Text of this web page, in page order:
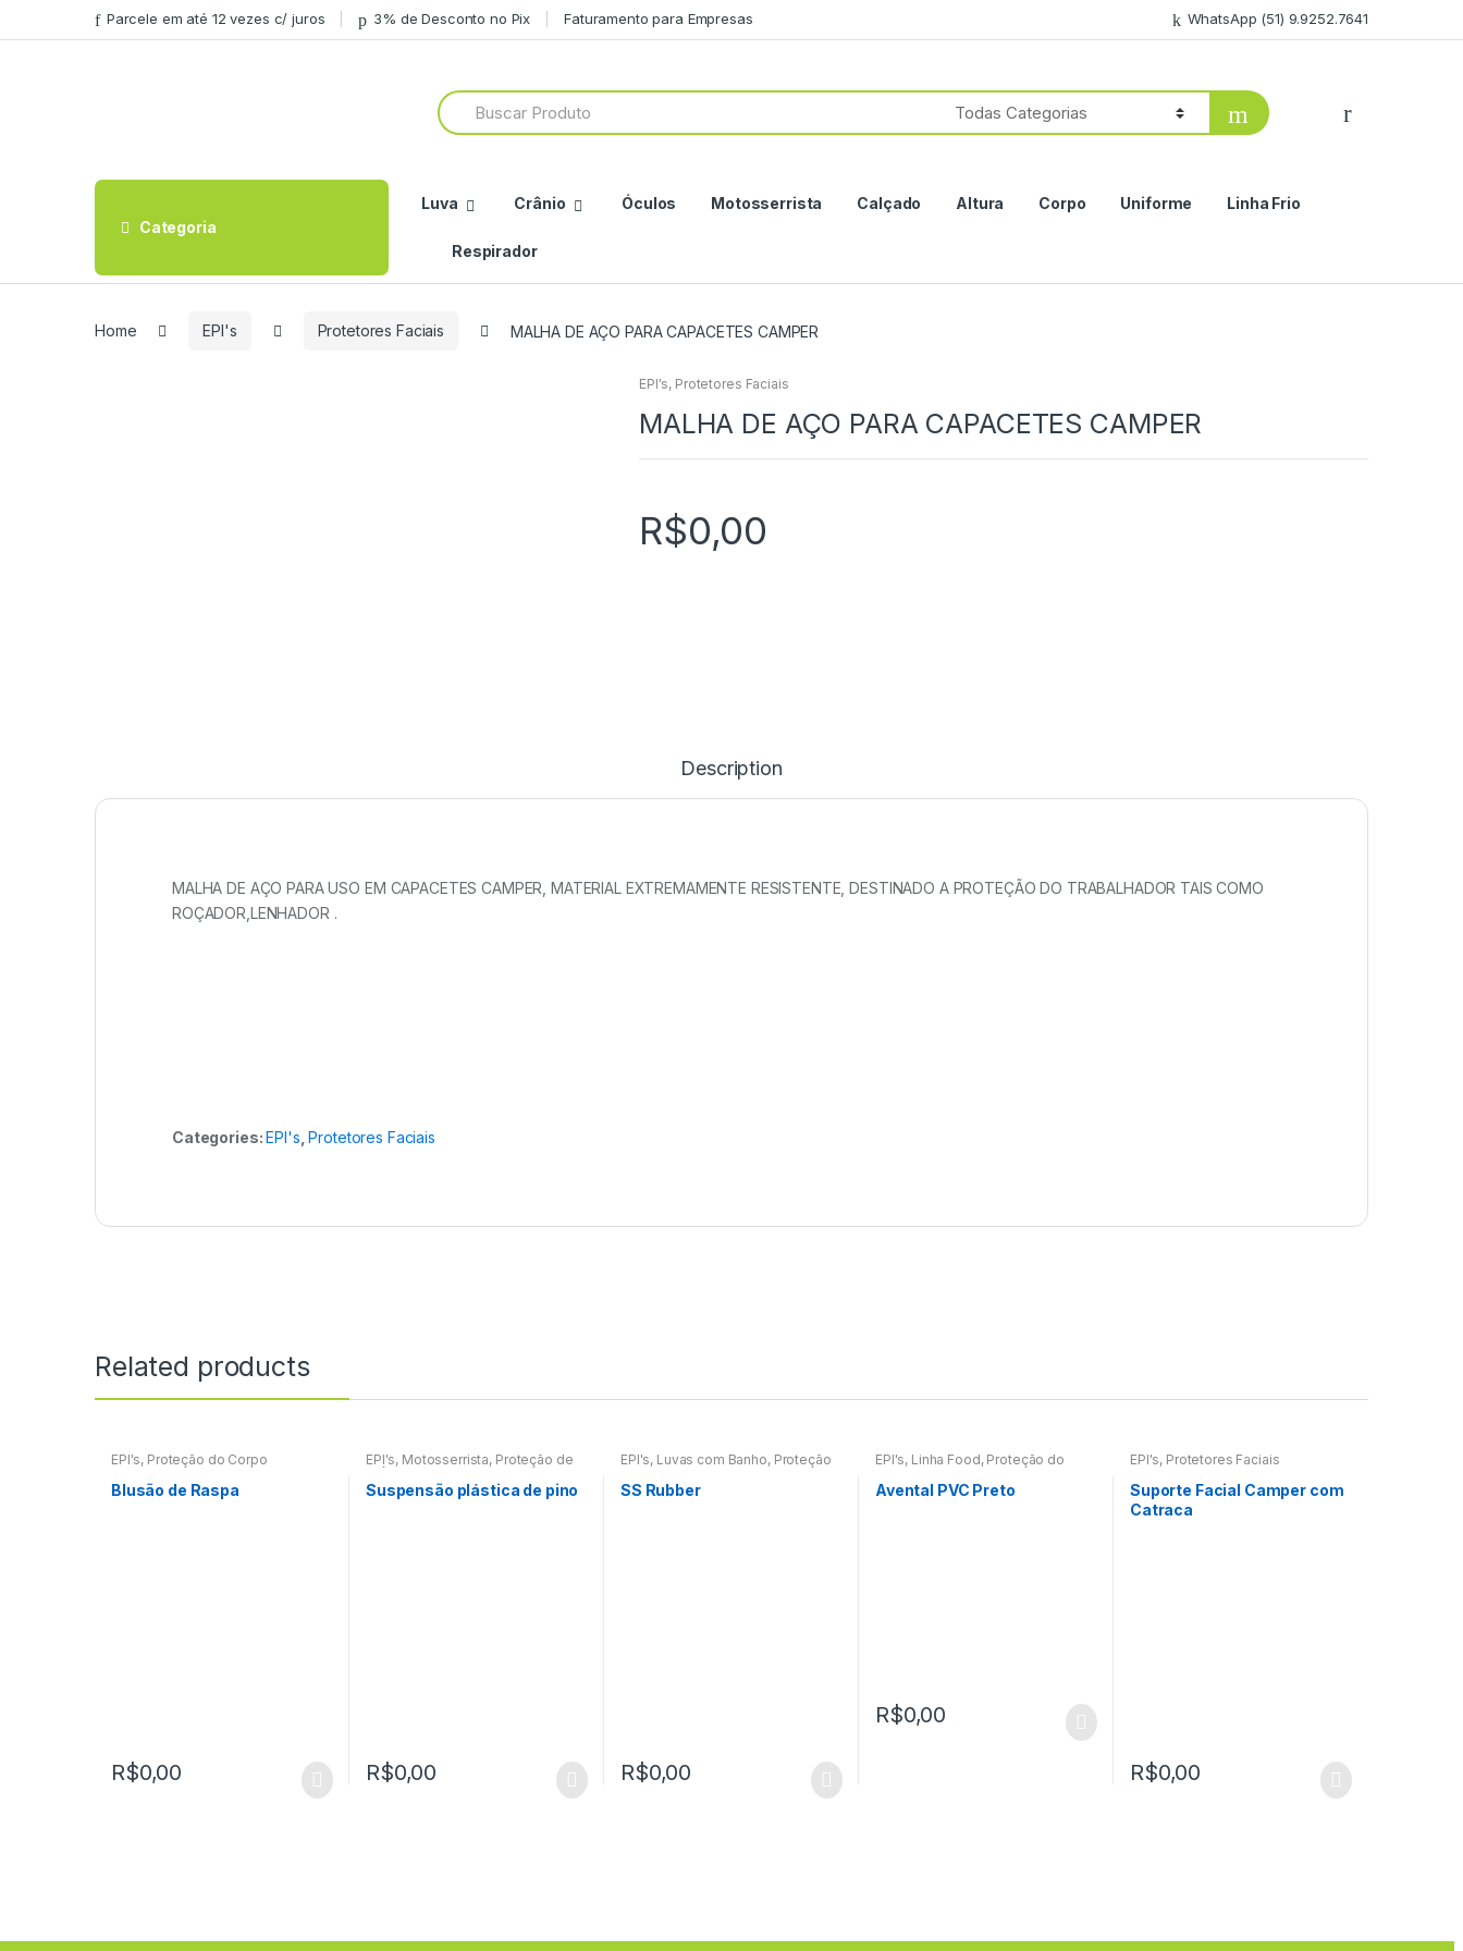
to
to
Parcele em até 12 vezes c/ juros 3% de Desconto no Pix Faturamento para Empresas WhatsApp (51) 9.9252.7641
Search
for:
Categoria
Luva Crânio Óculos Motosserrista Calçado Altura Corpo Uniforme Linha Frio
Respirador
Home EPI's Protetores Faciais MALHA DE AÇO PARA CAPACETES CAMPER
EPI's, Protetores Faciais
MALHA DE AÇO PARA CAPACETES CAMPER
R$0,00
Description
MALHA DE AÇO PARA USO EM CAPACETES CAMPER, MATERIAL EXTREMAMENTE RESISTENTE, DESTINADO A PROTEÇÃO DO TRABALHADOR TAIS COMO
ROÇADOR,LENHADOR .
Categories:EPI's ,Protetores Faciais
Related products
EPI's, Proteção do Corpo
Blusão de Raspa
R$0,00
EPI's, Motosserrista, Proteção de
Crânio
Suspensão plástica de pino
R$0,00
EPI's, Luvas com Banho, Proteção
SS Rubber
R$0,00
EPI's, Linha Food, Proteção do
Avental PVC Preto
R$0,00
EPI's, Protetores Faciais
Suporte Facial Camper com
Catraca
R$0,00